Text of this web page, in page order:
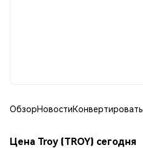
ОбзорНовостиКонвертировать
Цена Troy (TROY) сегодня